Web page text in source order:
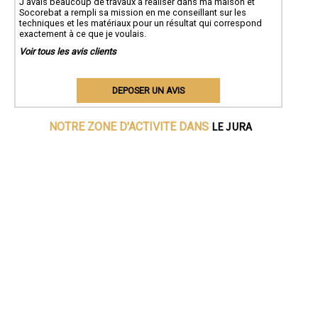
Socorebat a rempli sa mission en me conseillant sur les
techniques et les matériaux pour un résultat qui correspond
exactement à ce que je voulais.
Voir tous les avis clients
DEPOSER UN AVIS
NOTRE ZONE D'ACTIVITE DANS LE JURA